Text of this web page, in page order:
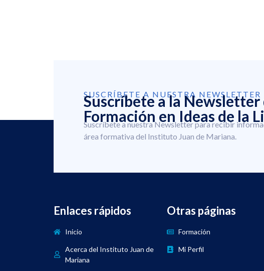
SUSCRÍBETE A NUESTRA NEWSLETTER
Suscríbete a la Newsletter
Formación en Ideas de la
Suscríbete a nuestra Newsletter para recibir
área formativa del Instituto Juan de Mariana.
Enlaces rápidos
Inicio
Acerca del Instituto Juan de
Mariana
Otras páginas
Formación
Mi Perfil